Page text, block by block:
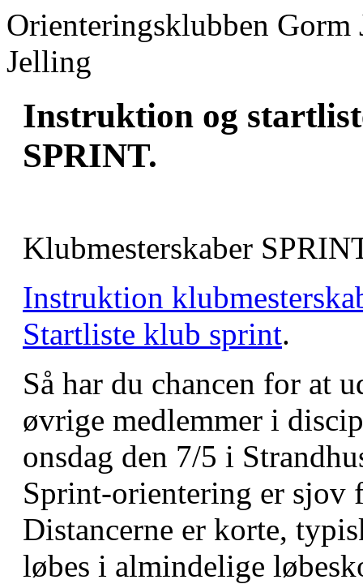
Orienteringsklubben
Jelling
Instruktion og
SPRINT.
Klubmesterskaber
Instruktion
Startliste klub sprint.
Så har du chancen for at
øvrige medlemmer i
onsdag den 7/5 i
Sprint-orientering er sjov
Distancerne er korte,
løbes i almindelige